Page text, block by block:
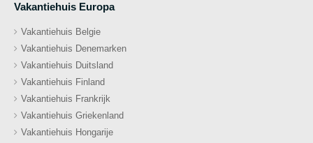
Vakantiehuis Europa
Vakantiehuis Belgie
Vakantiehuis Denemarken
Vakantiehuis Duitsland
Vakantiehuis Finland
Vakantiehuis Frankrijk
Vakantiehuis Griekenland
Vakantiehuis Hongarije